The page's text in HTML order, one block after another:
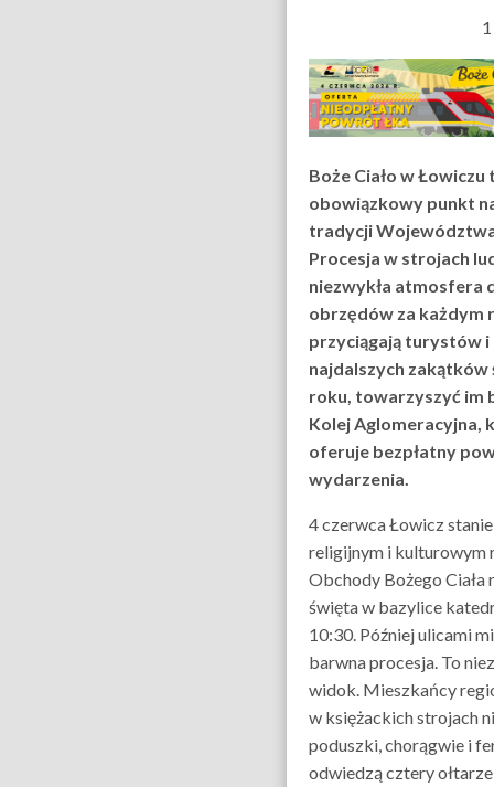
Boże Ciało w Łowiczu
obowiązkowy punkt
tradycji
Procesja w strojach
niezwykła atmosfera
obrzędów za każdym
przyciągają turystów
najdalszych zakątków
roku, towarzyszyć im
Kolej Aglomeracyjna,
oferuje bezpłatny
wydarzenia.
4 czerwca Łowicz
religijnym i kulturowym
Obchody Bożego Ciała
święta w bazylice
10:30. Później ulicami
barwna procesja. To
widok. Mieszkańcy
w księżackich strojach
poduszki, chorągwie i
odwiedzą cztery